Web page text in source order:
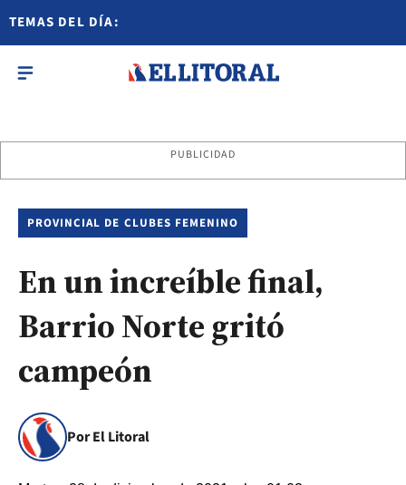
TEMAS DEL DÍA:
PUBLICIDAD
PROVINCIAL DE CLUBES FEMENINO
En un increíble final,
Barrio Norte gritó
campeón
Por El Litoral